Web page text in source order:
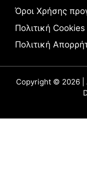
Όροι Χρήσης
Πολιτική Cookies
Πολιτική
Copyright © 2026 |